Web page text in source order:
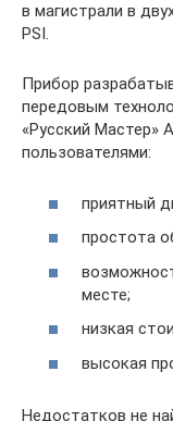
в магистрали в
PSI.
Прибор
передовым
«Русский Мастер»
пользователями:
приятный
простота
месте;
низкая
высокая
Недостатков не